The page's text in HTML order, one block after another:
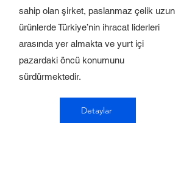
sahip olan şirket, paslanmaz çelik uzun
ürünlerde Türkiye’nin ihracat liderleri
arasında yer almakta ve yurt içi
pazardaki öncü konumunu
sürdürmektedir.
Detaylar